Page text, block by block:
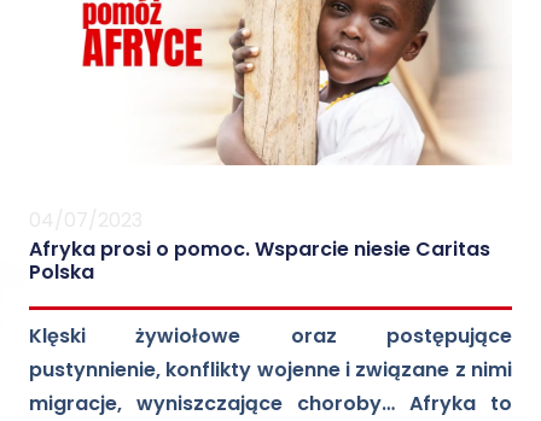
Afryka prosi o pomoc. Wsparcie niesie Caritas
Polska
Klęski żywiołowe oraz postępujące
pustynnienie, konflikty wojenne i związane z nimi
migracje, wyniszczające choroby… Afryka to